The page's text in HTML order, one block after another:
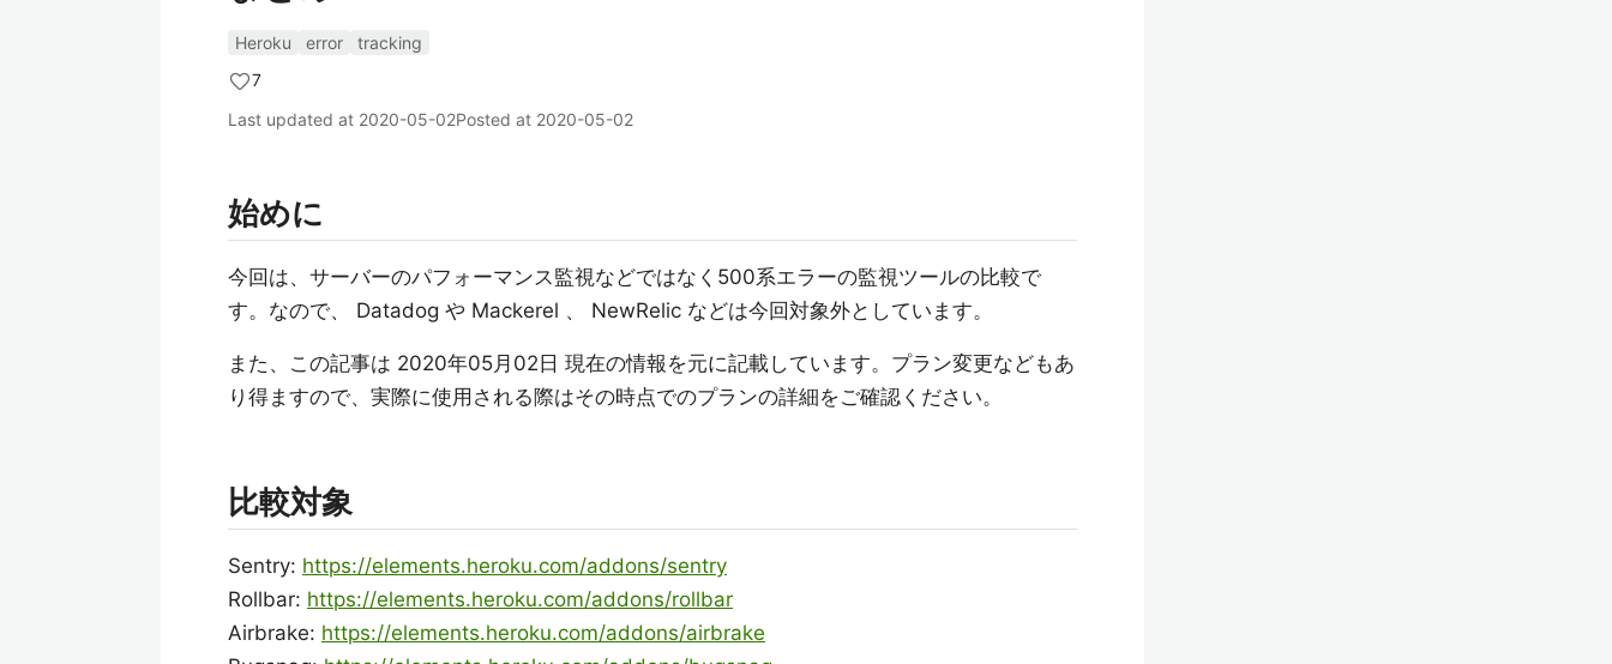
Heroku error
tracking
7
Last updated at 2020-05-02Posted at 2020-05-02
始めに
今回は、サーバーのパフォーマンス監視などではなく500系エラーの監視ツールの比較で
す。なので、 Datadog や Mackerel 、 NewRelic などは今回対象外としています。
また、この記事は 2020年05月02日 現在の情報を元に記載しています。プラン変更などもあ
り得ますので、実際に使用される際はその時点でのプランの詳細をご確認ください。
比較対象
Sentry: https://elements.heroku.com/addons/sentry
Rollbar: https://elements.heroku.com/addons/rollbar
Airbrake: https://elements.heroku.com/addons/airbrake